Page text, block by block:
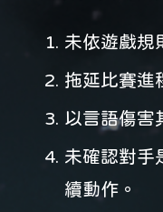
未依遊戲規
拖延比賽進
以言語傷害
未確認對手
續動作。